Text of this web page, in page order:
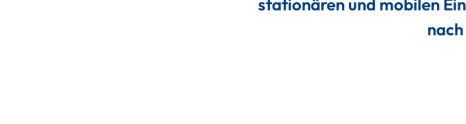
stationären und mobilen